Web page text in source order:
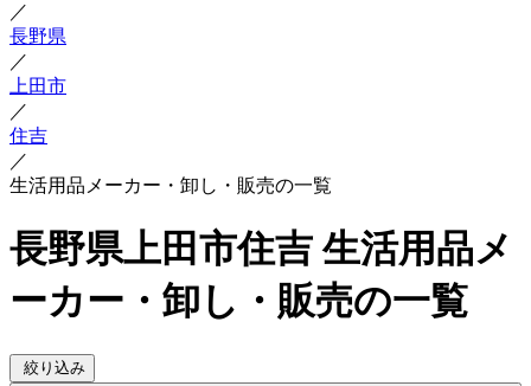
／
長野県
／
上田市
／
住吉
／
生活用品メーカー・卸し・販売の一覧
長野県上田市住吉 生活用品メ
ーカー・卸し・販売の一覧
絞り込み